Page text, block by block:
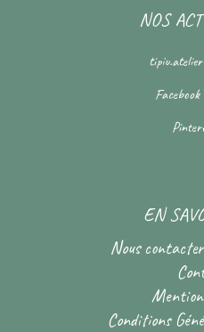
NOS
tipiu.atelier
Facebook
EN
Nous contacter
Conditions